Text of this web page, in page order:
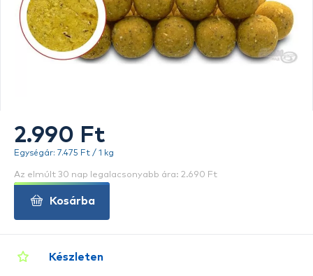
Készleten
2.990 Ft
Egységár: 7.475 Ft / 1 kg
Az elmúlt 30 nap legalacsonyabb ára: 2.690 Ft
Kosárba